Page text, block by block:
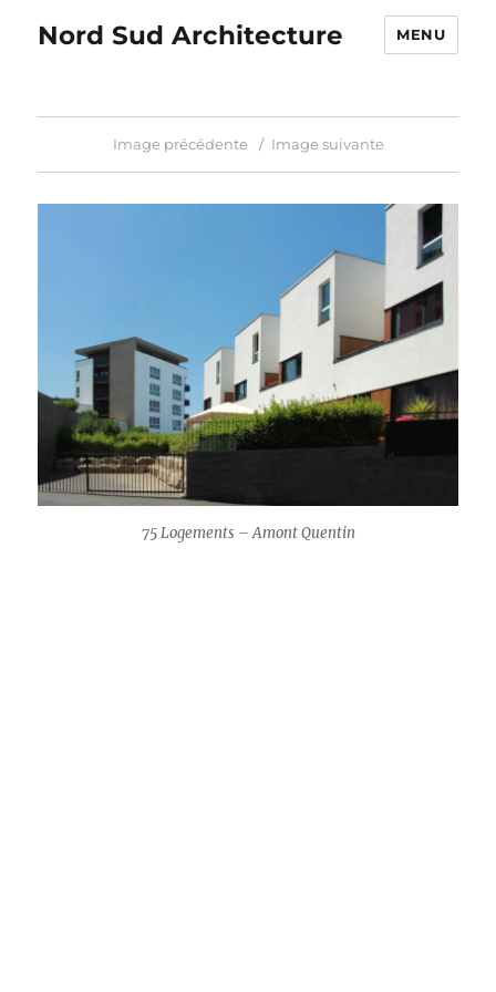
Nord Sud Architecture MENU
Image précédente Image suivante
75 Logements – Amont Quentin